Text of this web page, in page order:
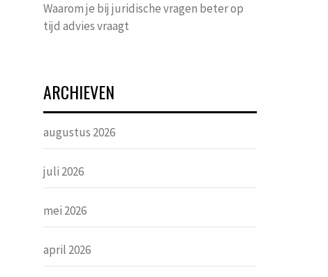
Waarom je bij juridische vragen beter op
tijd advies vraagt
ARCHIEVEN
augustus 2026
juli 2026
mei 2026
april 2026